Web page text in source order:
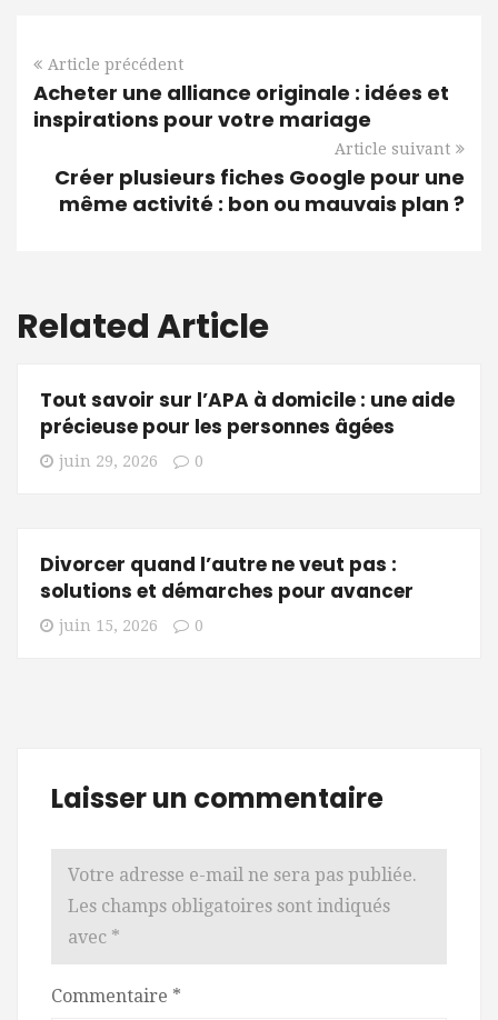
Article précédent
Acheter une alliance originale : idées et
inspirations pour votre mariage
Article suivant
Créer plusieurs fiches Google pour une
même activité : bon ou mauvais plan ?
Related Article
Tout savoir sur l’APA à domicile : une aide
précieuse pour les personnes âgées
juin 29, 2026 0
Divorcer quand l’autre ne veut pas :
solutions et démarches pour avancer
juin 15, 2026 0
Laisser un commentaire
Votre adresse e-mail ne sera pas publiée.
Les champs obligatoires sont indiqués
avec *
Commentaire *